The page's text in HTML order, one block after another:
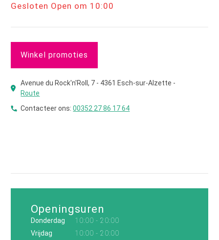
Gesloten Open om 10:00
Winkel promoties
Avenue du Rock'n'Roll, 7 - 4361 Esch-sur-Alzette -
Route
Contacteer ons:00352 27 86 17 64
Openingsuren
Donderdag
10:00 - 20:00
Vrijdag
10:00 - 20:00